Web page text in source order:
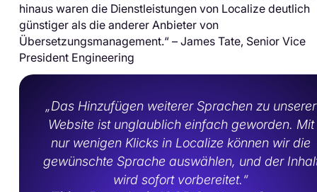
hinaus waren die Dienstleistungen von Localize deutlich
günstiger als die anderer Anbieter von
Übersetzungsmanagement.“ – James Tate, Senior Vice
President Engineering
„Das Hinzufügen weiterer Sprachen zu unserer
Website ist unglaublich einfach geworden. Mit
nur wenigen Klicks in Localize können wir die
gewünschte Sprache auswählen, und der
wird sofort vorbereitet.“